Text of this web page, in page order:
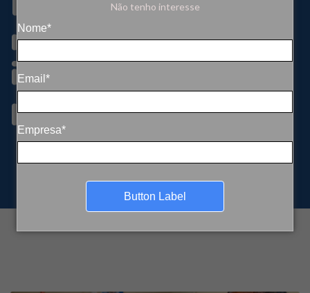
Não tenho interesse
Nome*
Email*
Empresa*
Button Label
mobilização de
investimentos
privados